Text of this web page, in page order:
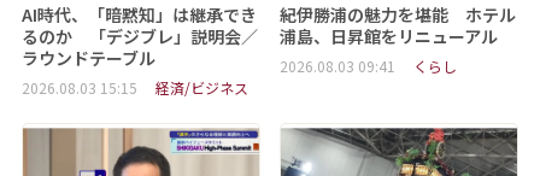
AI時代、「暗黙知」は継承でき
るのか 「デジブレ」説明会／
ラウンドテーブル
2026.08.03 15:15 経済/ビジネス
紀伊勝浦の魅力を堪能 ホテル
浦島、日昇館をリニューアル
2026.08.03 09:41 くらし